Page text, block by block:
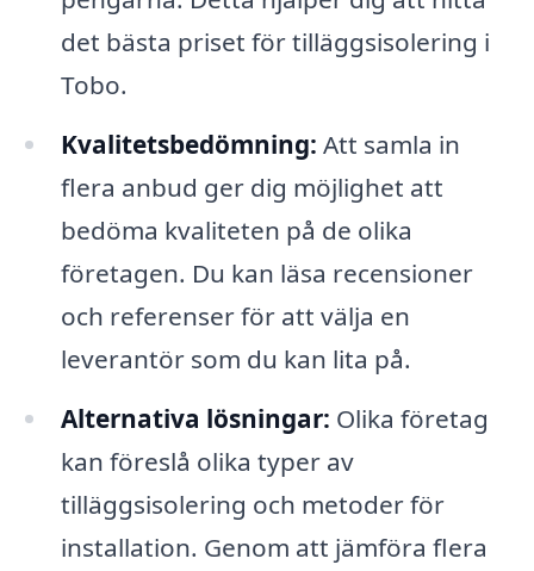
det bästa priset för tilläggsisolering i
Tobo.
Kvalitetsbedömning: Att samla in
flera anbud ger dig möjlighet att
bedöma kvaliteten på de olika
företagen. Du kan läsa recensioner
och referenser för att välja en
leverantör som du kan lita på.
Alternativa lösningar: Olika företag
kan föreslå olika typer av
tilläggsisolering och metoder för
installation. Genom att jämföra flera